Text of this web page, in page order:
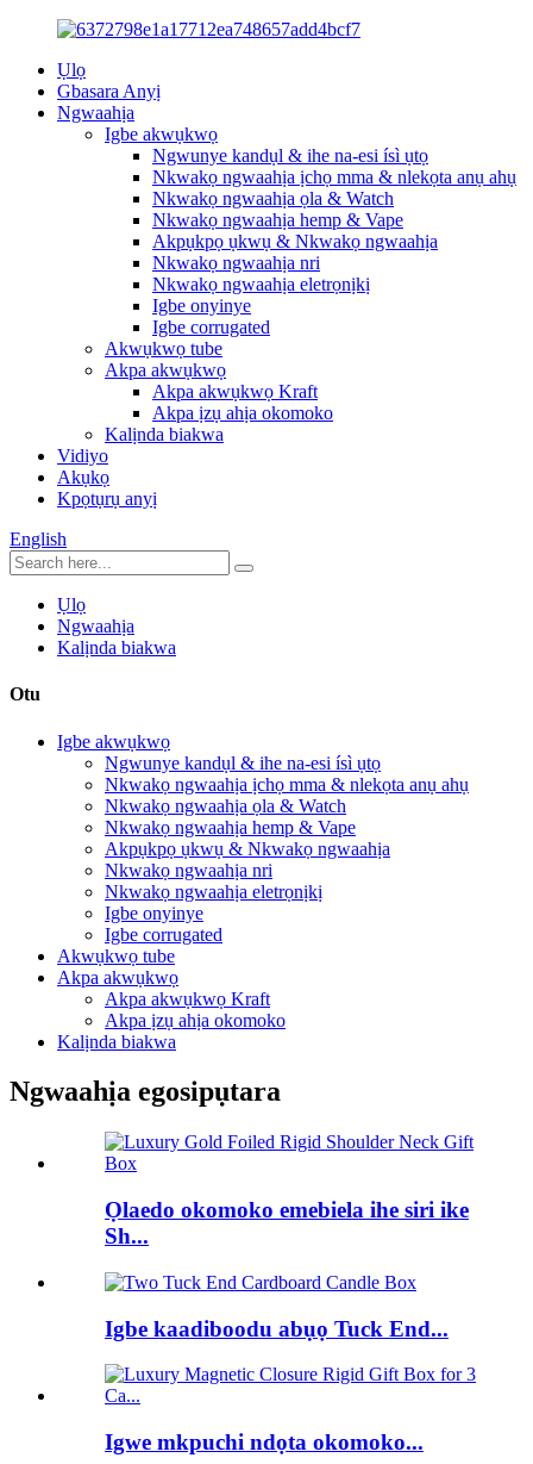
Ụlọ
Gbasara Anyị
Ngwaahịa
Igbe akwụkwọ
Ngwunye kandụl & ihe na-esi ísì ụtọ
Nkwakọ ngwaahịa ịchọ mma & nlekọta anụ ahụ
Nkwakọ ngwaahịa ọla & Watch
Nkwakọ ngwaahịa hemp & Vape
Akpụkpọ ụkwụ & Nkwakọ ngwaahịa
Nkwakọ ngwaahịa nri
Nkwakọ ngwaahịa eletrọnịkị
Igbe onyinye
Igbe corrugated
Akwụkwọ tube
Akpa akwụkwọ
Akpa akwụkwọ Kraft
Akpa ịzụ ahịa okomoko
Kalịnda biakwa
Vidiyo
Akụkọ
Kpọtụrụ anyị
English
Ụlọ
Ngwaahịa
Kalịnda biakwa
Otu
Igbe akwụkwọ
Ngwunye kandụl & ihe na-esi ísì ụtọ
Nkwakọ ngwaahịa ịchọ mma & nlekọta anụ ahụ
Nkwakọ ngwaahịa ọla & Watch
Nkwakọ ngwaahịa hemp & Vape
Akpụkpọ ụkwụ & Nkwakọ ngwaahịa
Nkwakọ ngwaahịa nri
Nkwakọ ngwaahịa eletrọnịkị
Igbe onyinye
Igbe corrugated
Akwụkwọ tube
Akpa akwụkwọ
Akpa akwụkwọ Kraft
Akpa ịzụ ahịa okomoko
Kalịnda biakwa
Ngwaahịa egosipụtara
Ọlaedo okomoko emebiela ihe siri ike
Sh...
Igbe kaadiboodu abụọ Tuck End...
Igwe mkpuchi ndọta okomoko...